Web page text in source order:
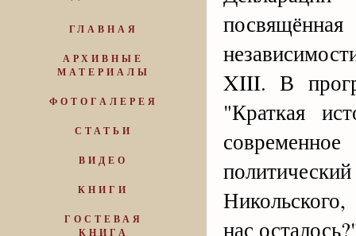
ГЛАВНАЯ
АРХИВНЫЕ
МАТЕРИАЛЫ
ФОТОГАЛЕРЕЯ
СТАТЬИ
ВИДЕО
КНИГИ
ГОСТЕВАЯ
КНИГА
XIII. В
"Краткая
нас